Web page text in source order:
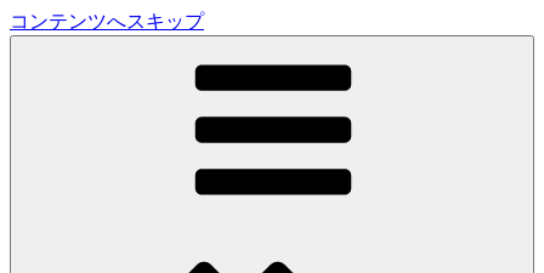
コンテンツへスキップ
LA VILLA ROUGE Blog